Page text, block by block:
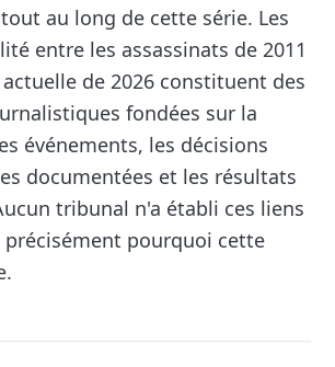
au long de cette série. Les
entre les assassinats de 2011
de 2026 constituent des
fondées sur la
événements, les décisions
documentées et les résultats
tribunal n'a établi ces liens
précisément pourquoi cette